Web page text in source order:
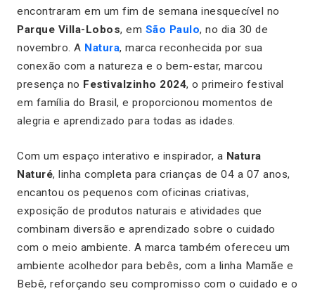
encontraram em um fim de semana inesquecível no
Parque Villa-Lobos, em São Paulo, no dia 30 de
novembro. A Natura, marca reconhecida por sua
conexão com a natureza e o bem-estar, marcou
presença no Festivalzinho 2024, o primeiro festival
em família do Brasil, e proporcionou momentos de
alegria e aprendizado para todas as idades.
Com um espaço interativo e inspirador, a Natura
Naturé, linha completa para crianças de 04 a 07 anos,
encantou os pequenos com oficinas criativas,
exposição de produtos naturais e atividades que
combinam diversão e aprendizado sobre o cuidado
com o meio ambiente. A marca também ofereceu um
ambiente acolhedor para bebês, com a linha Mamãe e
Bebê, reforçando seu compromisso com o cuidado e o